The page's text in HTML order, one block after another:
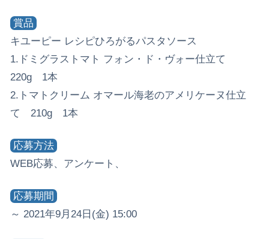
賞品
キユーピー レシピひろがるパスタソース
1.ドミグラストマト フォン・ド・ヴォー仕立て
220g 1本
2.トマトクリーム オマール海老のアメリケーヌ仕立
て 210g 1本
応募方法
WEB応募、アンケート、
応募期間
～ 2021年9月24日(金) 15:00